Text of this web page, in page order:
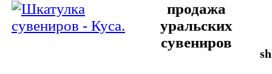
продажа
уральских
сувениров